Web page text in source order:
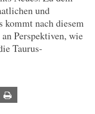
und
kommt nach diesem
Perspektiven, wie
Taurus-